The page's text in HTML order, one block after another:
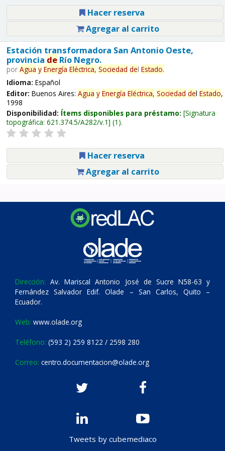
Hacer reserva
Agregar al carrito
Estación transformadora San Antonio Oeste,
provincia deRío Negro.
por Agua y Energía Eléctrica, Sociedad del Estado.
Idioma: Español
Editor: Buenos Aires: Agua y Energía Eléctrica, Sociedad del Estado,
1998
Disponibilidad: Ítems disponibles para préstamo: Signatura
topográfica: 621.374.5/A282/v.1 (1).
Hacer reserva
Agregar al carrito
Dirección: Av. Mariscal Antonio José de Sucre N58-63 y
Fernández Salvador Edif. Olade – San Carlos, Quito –
Ecuador.
Web: www.olade.org
Teléfono: (593 2) 259 8122 / 2598 280
Correo: centro.documentacion@olade.org
Tweets by cubemediaco